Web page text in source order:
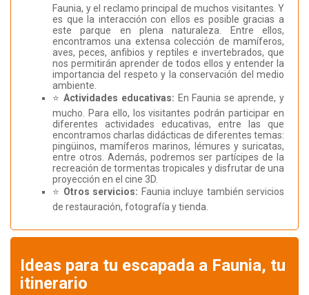
Faunia, y el reclamo principal de muchos visitantes. Y
es que la interacción con ellos es posible gracias a
este parque en plena naturaleza. Entre ellos,
encontramos una extensa colección de mamíferos,
aves, peces, anfibios y reptiles e invertebrados, que
nos permitirán aprender de todos ellos y entender la
importancia del respeto y la conservación del medio
ambiente.
⭐Actividades educativas: En Faunia se aprende, y
mucho. Para ello, los visitantes podrán participar en
diferentes actividades educativas, entre las que
encontramos charlas didácticas de diferentes temas:
pingüinos, mamíferos marinos, lémures y suricatas,
entre otros. Además, podremos ser partícipes de la
recreación de tormentas tropicales y disfrutar de una
proyección en el cine 3D.
⭐ Otros servicios: Faunia incluye también servicios
de restauración, fotografía y tienda.
Ideas para tu escapada a Faunia, tu
itinerario